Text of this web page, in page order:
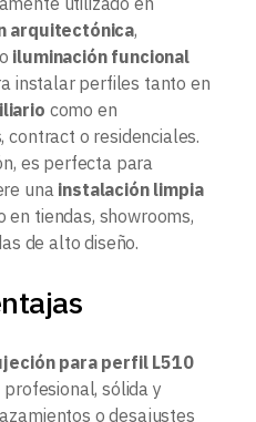
arquitectónica,
iluminación funcional
instalar perfiles tanto en
como en
contract o residenciales.
es perfecta para
una instalación limpia
en tiendas, showrooms,
de alto diseño.
para perfil L510
sólida y
o desajustes